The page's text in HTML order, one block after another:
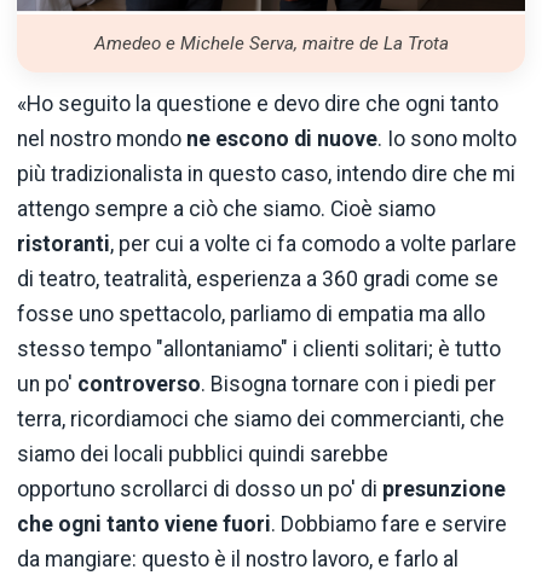
Amedeo e Michele Serva, maitre de La Trota
«Ho seguito la questione e devo dire che ogni tanto
nel nostro mondo ne escono di nuove. Io sono molto
più tradizionalista in questo caso, intendo dire che mi
attengo sempre a ciò che siamo. Cioè siamo
ristoranti, per cui a volte ci fa comodo a volte parlare
di teatro, teatralità, esperienza a 360 gradi come se
fosse uno spettacolo, parliamo di empatia ma allo
stesso tempo "allontaniamo" i clienti solitari; è tutto
un po' controverso. Bisogna tornare con i piedi per
terra, ricordiamoci che siamo dei commercianti, che
siamo dei locali pubblici quindi sarebbe
opportuno scrollarci di dosso un po' di presunzione
che ogni tanto viene fuori. Dobbiamo fare e servire
da mangiare: questo è il nostro lavoro, e farlo al